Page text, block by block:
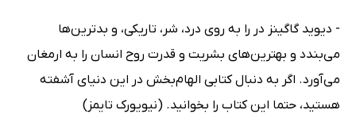
- دیوید گاگینز در را به روی درد، شر، تاریکی، و بدترین‌ها
می‌بندد و بهترین‌های بشریت و قدرت روح انسان را به ارمغان
می‌آورد. اگر به دنبال کتابی الهام‌بخش در این دنیای آشفته
هستید، حتما این کتاب را بخوانید. (نیویورک تایمز)